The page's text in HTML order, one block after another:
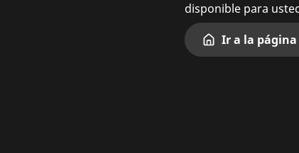
disponible para
Ir a la